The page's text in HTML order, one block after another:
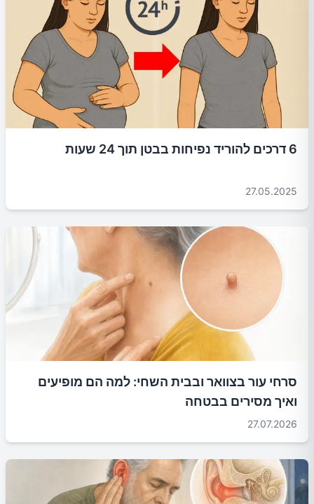
6 דרכים להוריד נפיחות בבטן תוך 24 שעות
27.05.2025
סרחי עור בצוואר ובבית השחי: למה הם מופיעים
ואיך מסירים בבטחה
27.07.2026